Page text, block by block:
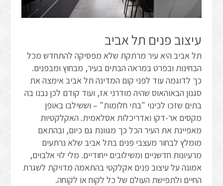
עיצוב פנים תל אביב
תל אביב היא עיר מרתקת שלא מפסיקה להתחדש מכל
הבחינות ובפרט במראה הבתים בעיר, מבחוץ ומבפנים.
כך לדוגמה עוד לפני קום המדינה תל אביב אימצה את
סגנון הבאוהאוס שהיה מודרני אז, ועוד קודם לכן נבנו בה
בתים שזכו לכינוי "בתי חלומות" – וששילבו באופן
מקסים אר-דקו ואדריכלות אסלאמית. האקלקטיות
מאפיינת את העיר הכל כך מגוונת גם כיום, ובהתאם
מומלץ לבחור מעצבי פנים בתל אביב שלא נרתעים
מרעיונות חדשניים ומשילובים ייחודיים. מלי לוי אלבוים,
אמונה על עיצוב פנים אקלקטי בהתאמה מדויקת לשגרת
החיים ולתפישת העולם של כל לקוח או לקוחה.